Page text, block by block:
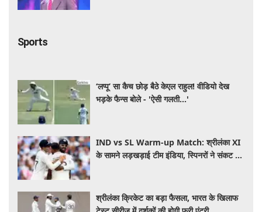
Sports
‘लप्पू’ सा कैच छोड़ बैठे केएल राहुल! वीडियो देख
भड़के फैन्स बोले - 'ऐसी गलती...'
IND vs SL Warm-up Match: श्रीलंका XI
के सामने लड़खड़ाई टीम इंडिया, स्पिनरों ने संकट में
श्रीलंका क्रिकेट का बड़ा फैसला, भारत के खिलाफ